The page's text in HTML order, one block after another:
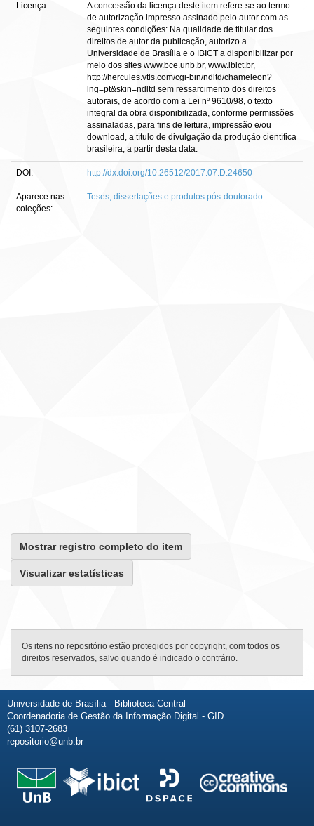
Licença:
A concessão da licença deste item refere-se ao termo
de autorização impresso assinado pelo autor com as
seguintes condições: Na qualidade de titular dos
direitos de autor da publicação, autorizo a
Universidade de Brasília e o IBICT a disponibilizar por
meio dos sites www.bce.unb.br, www.ibict.br,
http://hercules.vtls.com/cgi-bin/ndltd/chameleon?
lng=pt&skin=ndltd sem ressarcimento dos direitos
autorais, de acordo com a Lei nº 9610/98, o texto
integral da obra disponibilizada, conforme permissões
assinaladas, para fins de leitura, impressão e/ou
download, a título de divulgação da produção científica
brasileira, a partir desta data.
DOI: http://dx.doi.org/10.26512/2017.07.D.24650
Aparece nas
coleções:
Teses, dissertações e produtos pós-doutorado
Mostrar registro completo do item
Visualizar estatísticas
Os itens no repositório estão protegidos por copyright, com todos os
direitos reservados, salvo quando é indicado o contrário.
Universidade de Brasília - Biblioteca Central
Coordenadoria de Gestão da Informação Digital - GID
(61) 3107-2683
repositorio@unb.br